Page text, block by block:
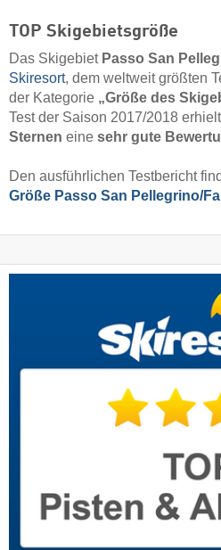
TOP Skigebietsgröße
Das Skigebiet Passo San
Skiresort, dem weltweit größten
der Kategorie „Größe des
Test der Saison 2017/2018
Sternen eine sehr gute
Den ausführlichen Testbericht
Größe Passo San Pellegrino/​